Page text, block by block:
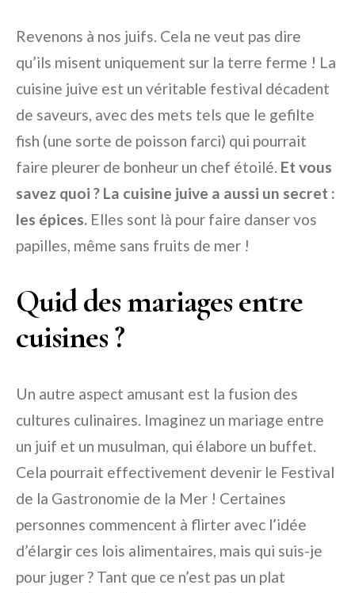
Revenons à nos juifs. Cela ne veut pas dire
qu’ils misent uniquement sur la terre ferme ! La
cuisine juive est un véritable festival décadent
de saveurs, avec des mets tels que le gefilte
fish (une sorte de poisson farci) qui pourrait
faire pleurer de bonheur un chef étoilé. Et vous
savez quoi ? La cuisine juive a aussi un secret :
les épices. Elles sont là pour faire danser vos
papilles, même sans fruits de mer !
Quid des mariages entre
cuisines ?
Un autre aspect amusant est la fusion des
cultures culinaires. Imaginez un mariage entre
un juif et un musulman, qui élabore un buffet.
Cela pourrait effectivement devenir le Festival
de la Gastronomie de la Mer ! Certaines
personnes commencent à flirter avec l’idée
d’élargir ces lois alimentaires, mais qui suis-je
pour juger ? Tant que ce n’est pas un plat